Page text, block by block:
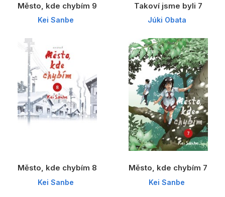
Město, kde chybím 9
Kei Sanbe
Takoví jsme byli 7
Júki Obata
Město, kde chybím 8
Kei Sanbe
Město, kde chybím 7
Kei Sanbe